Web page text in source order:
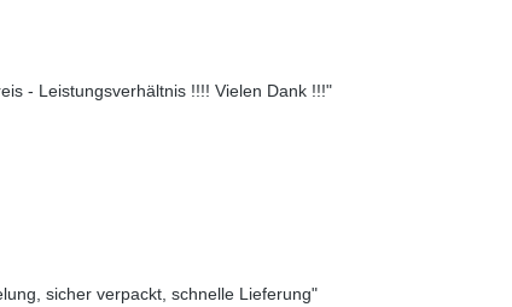
- Leistungsverhältnis !!!! Vielen Dank !!!"
sicher verpackt, schnelle Lieferung"